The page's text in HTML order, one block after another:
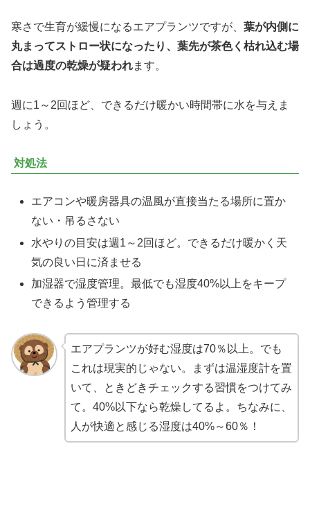
寒さで生育が緩慢になるエアプランツですが、 葉が内側に
丸まってストロー状になったり、葉先が茶色く枯れ込む場
合は過度の乾燥が疑われます。
週に1～2回ほど、できるだけ暖かい時間帯に水を与えま
しょう。
対処法
エアコンや暖房器具の温風が直接当たる場所に置か
ない・吊るさない
水やりの目安は週1～2回ほど。できるだけ暖かく天
気の良い日に済ませる
加湿器で湿度管理。最低でも湿度40%以上をキープ
できるよう管理する
エアプランツが好む湿度は70％以上。でも
これは現実的じゃない。まずは温湿度計を置
いて、ときどきチェックする習慣をつけてみ
て。40%以下なら乾燥してるよ。ちなみに、
人が快適と感じる湿度は40%～60％！